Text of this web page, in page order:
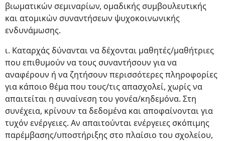
βιωματικών σεμιναρίων, ομαδικής συμβουλευτικής
και ατομικών συναντήσεων ψυχοκοινωνικής
ενδυνάμωσης.
ι. Καταρχάς δύνανται να δέχονται μαθητές/μαθήτριες
που επιθυμούν να τους συναντήσουν για να
αναφέρουν ή να ζητήσουν περισσότερες πληροφορίες
για κάποιο θέμα που τους/τις απασχολεί, χωρίς να
απαιτείται η συναίνεση του γονέα/κηδεμόνα. Στη
συνέχεια, κρίνουν τα δεδομένα και αποφαίνονται για
τυχόν ενέργειες. Αν απαιτούνται ενέργειες σκόπιμης
παρέμβασης/υποστήριξης στο πλαίσιο του σχολείου,